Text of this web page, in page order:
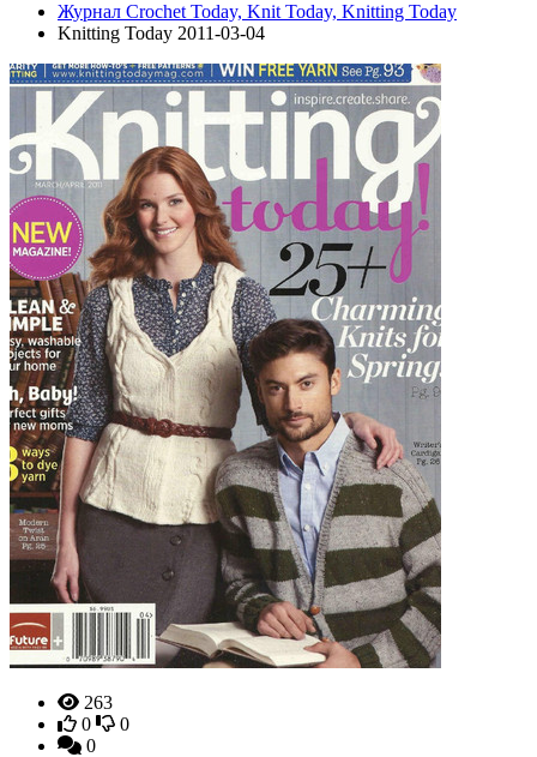
Журнал Crochet Today, Knit Today, Knitting Today
Knitting Today 2011-03-04
263
0
0
0